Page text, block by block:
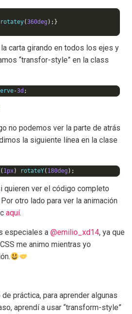
rotatey(360deg);}
carta girando en todos los ejes y
“transfor-style” en la class
-3d ;
no podemos ver la parte de atrás
la siguiente línea en la clase
( 1px) rotateY( 180deg);
quieren ver el código completo
Por otro lado para ver la animación
aquí.
especiales a @emilio_xd14, ya que
me animo mientras yo
práctica, para aprender algunas
aprendí a usar “transform-style”